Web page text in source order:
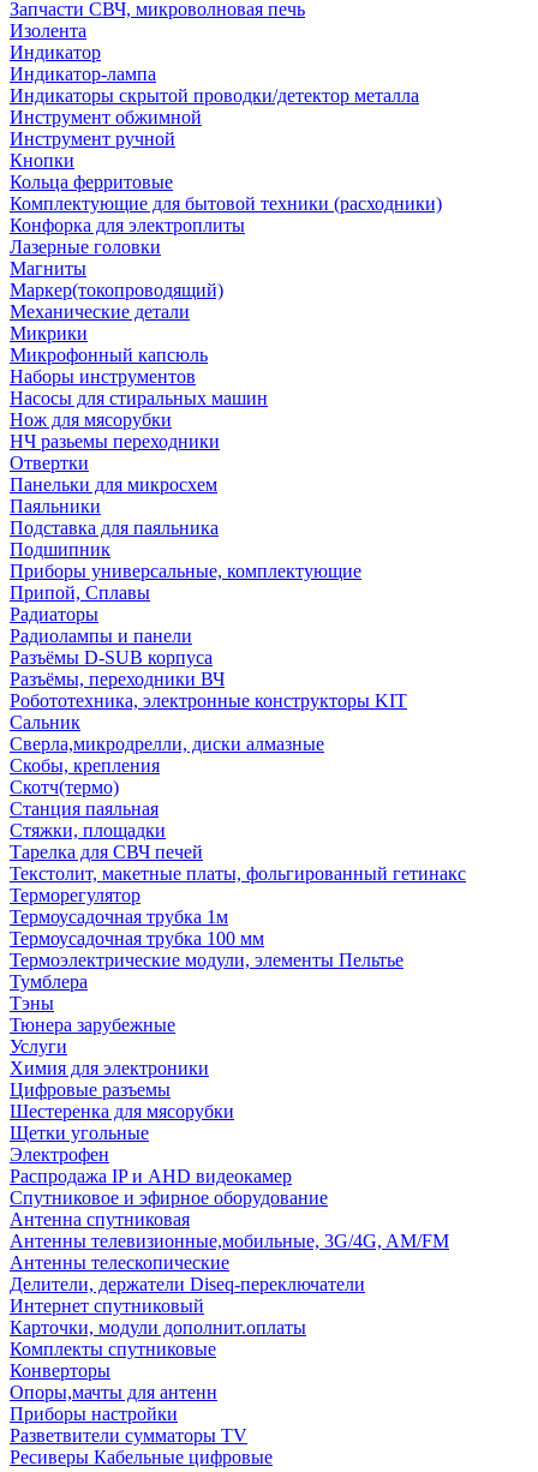
Запчасти СВЧ, микроволновая печь
Изолента
Индикатор
Индикатор-лампа
Индикаторы скрытой проводки/детектор металла
Инструмент обжимной
Инструмент ручной
Кнопки
Кольца ферритовые
Комплектующие для бытовой техники (расходники)
Конфорка для электроплиты
Лазерные головки
Магниты
Маркер(токопроводящий)
Механические детали
Микрики
Микрофонный капсюль
Наборы инструментов
Насосы для стиральных машин
Нож для мясорубки
НЧ разьемы переходники
Отвертки
Панельки для микросхем
Паяльники
Подставка для паяльника
Подшипник
Приборы универсальные, комплектующие
Припой, Сплавы
Радиаторы
Радиолампы и панели
Разъёмы D-SUB корпуса
Разъёмы, переходники ВЧ
Робототехника, электронные конструкторы KIT
Сальник
Сверла,микродрелли, диски алмазные
Скобы, крепления
Скотч(термо)
Станция паяльная
Стяжки, площадки
Тарелка для СВЧ печей
Текстолит, макетные платы, фольгированный гетинакс
Терморегулятор
Термоусадочная трубка 1м
Термоусадочная трубка 100 мм
Термоэлектрические модули, элементы Пельтье
Тумблера
Тэны
Тюнера зарубежные
Услуги
Химия для электроники
Цифровые разъемы
Шестеренка для мясорубки
Щетки угольные
Электрофен
Распродажа IP и AHD видеокамер
Спутниковое и эфирное оборудование
Антенна спутниковая
Антенны телевизионные,мобильные, 3G/4G, AM/FM
Антенны телескопические
Делители, держатели Diseq-переключатели
Интернет спутниковый
Карточки, модули дополнит.оплаты
Комплекты спутниковые
Конверторы
Опоры,мачты для антенн
Приборы настройки
Разветвители сумматоры TV
Ресиверы Кабельные цифровые